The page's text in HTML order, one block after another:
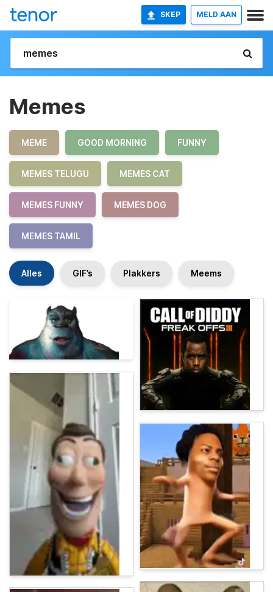
SKEP MELD AAN
Memes
MEME GOOD MORNING FUNNY
MEMES TELUGU MEMES CAT
MEMES FUNNY MEMES DOG
MEMES TAMIL
Alles GIF’s Plakkers Meems